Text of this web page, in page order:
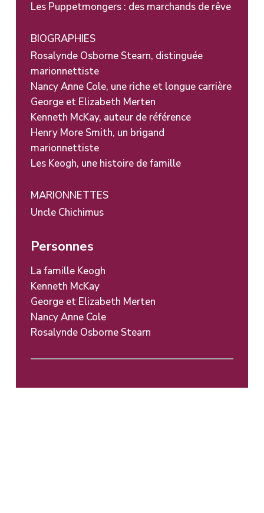
Les Puppetmongers : des marchands de rêve
BIOGRAPHIES
Rosalynde Osborne Stearn, distinguée
marionnettiste
Nancy Anne Cole, une riche et longue carrière
George et Elizabeth Merten
Kenneth McKay, auteur de référence
Henry More Smith, un brigand
marionnettiste
Les Keogh, une histoire de famille
MARIONNETTES
Uncle Chichimus
Personnes
La famille Keogh
Kenneth McKay
George et Elizabeth Merten
Nancy Anne Cole
Rosalynde Osborne Stearn